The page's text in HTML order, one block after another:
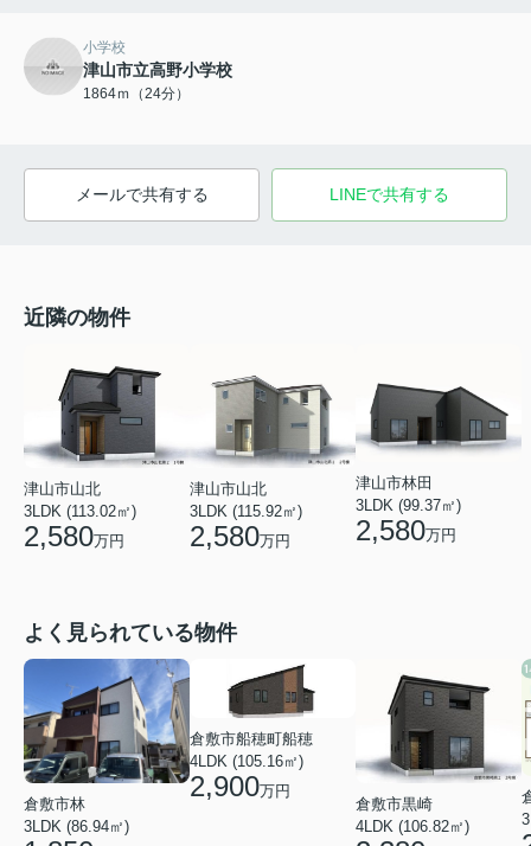
小学校
津山市立高野小学校
1864ｍ（24分）
メールで共有する LINEで共有する
近隣の物件
津山市山北
3LDK (113.02㎡)
2,580万円
津山市山北
3LDK (115.92㎡)
2,580万円
津山市林田
3LDK (99.37㎡)
2,580万円
よく見られている物件
倉敷市林
3LDK (86.94㎡)
倉敷市船穂町船穂
4LDK (105.16㎡)
2,900万円
倉敷市黒崎
4LDK (106.82㎡)